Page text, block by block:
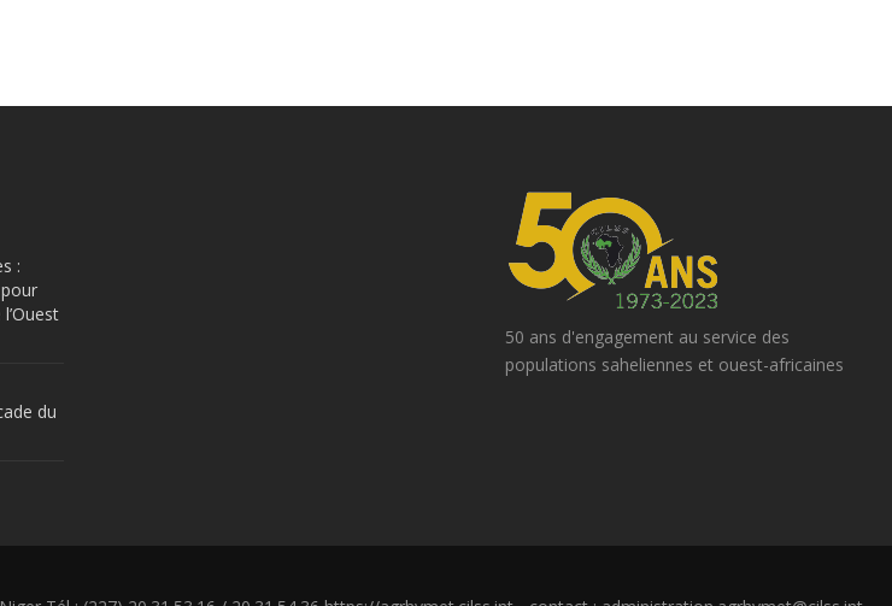
:
du
50 ans d'engagement au service des
populations saheliennes et ouest-africaines